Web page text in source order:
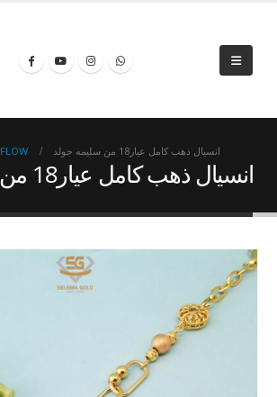
FLOW انسيال ذهب كامل عيار18 من سليمه جولد
انسيال ذهب كامل عيار18 من سليمه جولد